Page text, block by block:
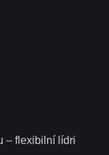
– flexibilní lídri